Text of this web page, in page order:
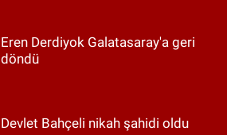
Eren Derdiyok Galatasaray'a geri
döndü
Devlet Bahçeli nikah şahidi oldu